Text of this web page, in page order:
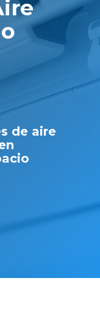
de aire